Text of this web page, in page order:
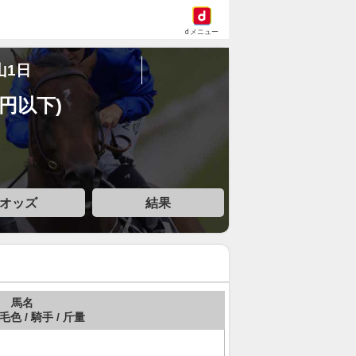
dメニュー
1日
以下)
オッズ 結果
馬名
色 / 騎手 / 斤量